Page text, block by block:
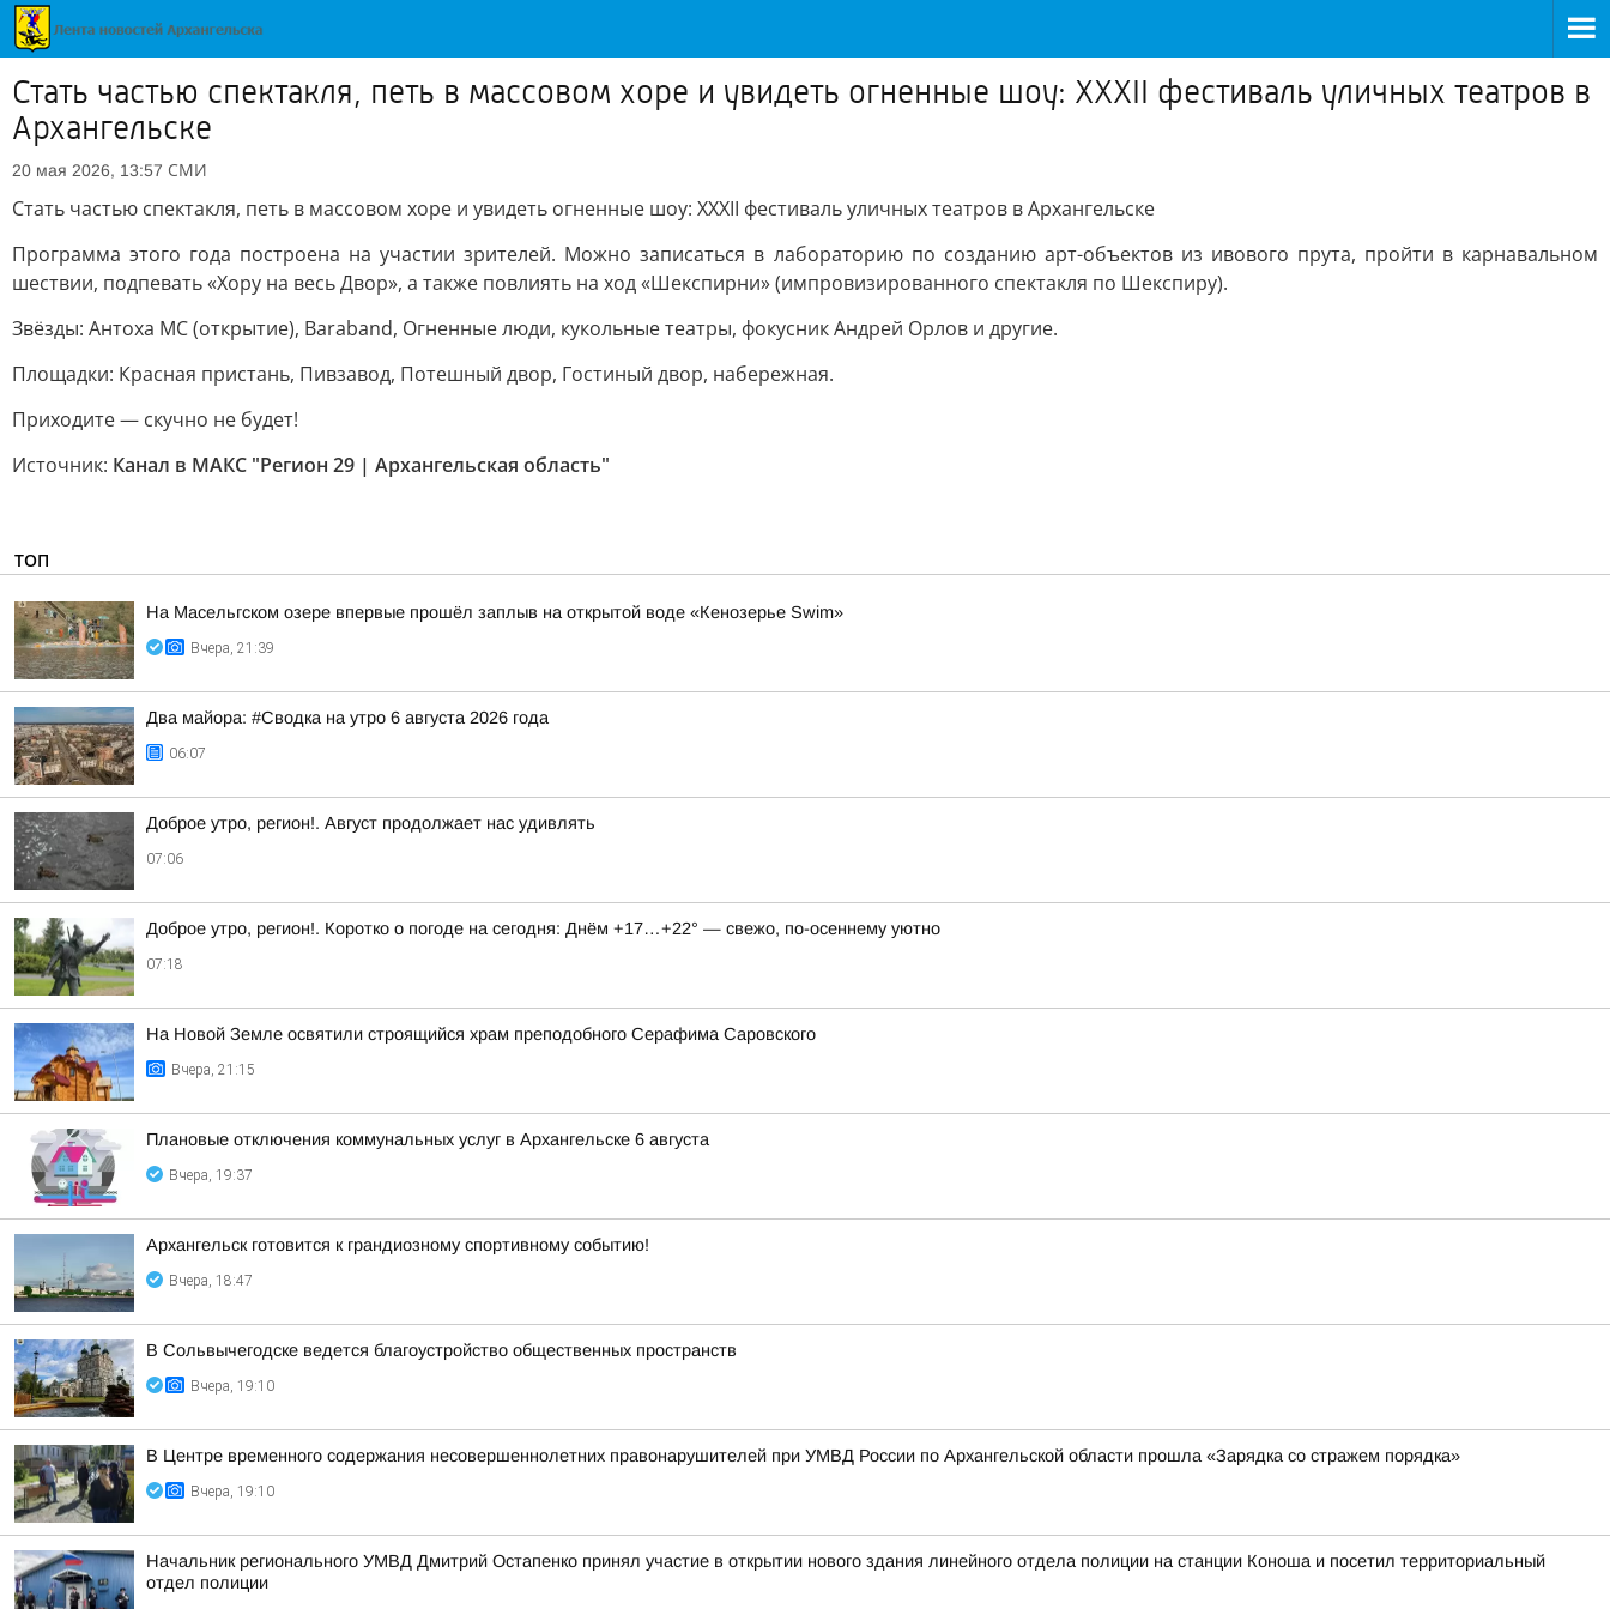
Стать частью спектакля, петь в массовом хоре и увидеть огненные шоу: XXXII фестиваль уличных театров в
Архангельске
20 мая 2026, 13:57 СМИ
Стать частью спектакля, петь в массовом хоре и увидеть огненные шоу: XXXII фестиваль уличных театров в Архангельске
Программа этого года построена на участии зрителей. Можно записаться в лабораторию по созданию арт-объектов из ивового прута, пройти в карнавальном
шествии, подпевать «Хору на весь Двор», а также повлиять на ход «Шекспирни» (импровизированного спектакля по Шекспиру).
Звёзды: Антоха МС (открытие), Baraband, Огненные люди, кукольные театры, фокусник Андрей Орлов и другие.
Площадки: Красная пристань, Пивзавод, Потешный двор, Гостиный двор, набережная.
Приходите — скучно не будет!
Источник: Канал в МАКС "Регион 29 | Архангельская область"
ТОП
На Масельгском озере впервые прошёл заплыв на открытой воде «Кенозерье Swim»
Вчера, 21:39
Два майора: #Сводка на утро 6 августа 2026 года
06:07
Доброе утро, регион!. Август продолжает нас удивлять
07:06
Доброе утро, регион!. Коротко о погоде на сегодня: Днём +17…+22° — свежо, по-осеннему уютно
07:18
На Новой Земле освятили строящийся храм преподобного Серафима Саровского
Вчера, 21:15
Плановые отключения коммунальных услуг в Архангельске 6 августа
Вчера, 19:37
Архангельск готовится к грандиозному спортивному событию!
Вчера, 18:47
В Сольвычегодске ведется благоустройство общественных пространств
Вчера, 19:10
В Центре временного содержания несовершеннолетних правонарушителей при УМВД России по Архангельской области прошла «Зарядка со стражем порядка»
Вчера, 19:10
Начальник регионального УМВД Дмитрий Остапенко принял участие в открытии нового здания линейного отдела полиции на станции Коноша и посетил территориальный
отдел полиции